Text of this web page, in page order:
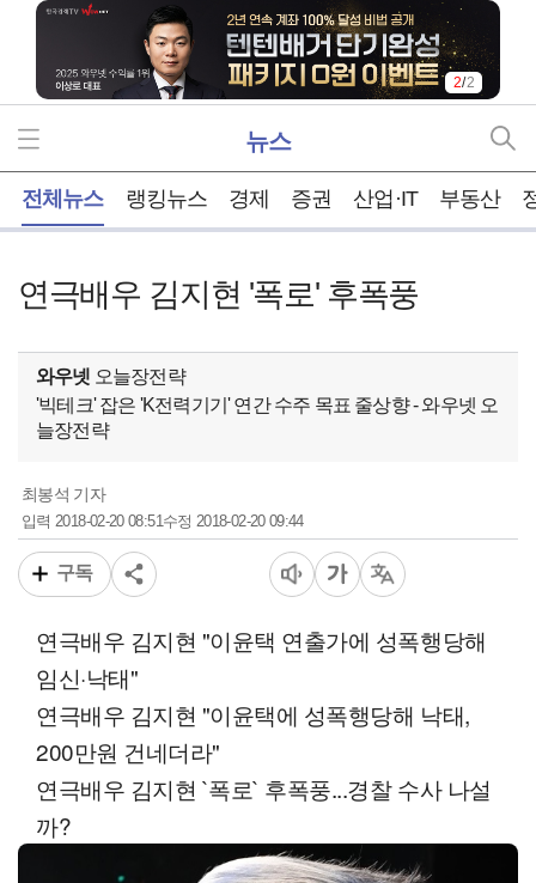
2/2
뉴스
전체뉴스 랭킹뉴스 경제 증권 산업·IT 부동산
연극배우 김지현 '폭로' 후폭풍
와우넷 오늘장전략
'빅테크' 잡은 'K전력기기' 연간 수주 목표 줄상향 - 와우넷 오
늘장전략
최봉석 기자
입력 2018-02-20 08:51 수정 2018-02-20 09:44
구독
연극배우 김지현 "이윤택 연출가에 성폭행당해
임신·낙태"
연극배우 김지현 "이윤택에 성폭행당해 낙태,
200만원 건네더라"
연극배우 김지현 `폭로` 후폭풍...경찰 수사 나설
까?